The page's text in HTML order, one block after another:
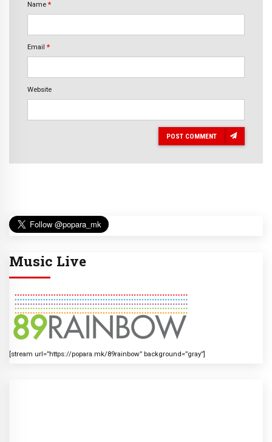
Name *
Email *
Website
POST COMMENT
Music Live
[stream url=”https://popara.mk/89rainbow” background=”gray”]